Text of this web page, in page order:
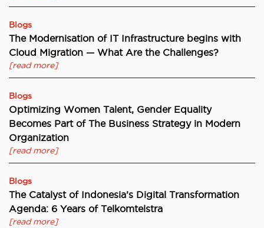
Blogs
The Modernisation of IT Infrastructure begins with
Cloud Migration — What Are the Challenges?
[read more]
Blogs
Optimizing Women Talent, Gender Equality
Becomes Part of The Business Strategy in Modern
Organization
[read more]
Blogs
The Catalyst of Indonesia’s Digital Transformation
Agenda: 6 Years of Telkomtelstra
[read more]